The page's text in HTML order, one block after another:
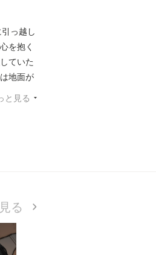
っ越し
を抱く
ていた
地面が
と見る
る